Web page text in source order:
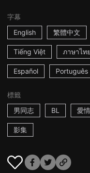
字幕
English
繁體中文
Tiếng Việt ภาษาไทย
Español Português
標籤
男同志
BL 愛情
影集